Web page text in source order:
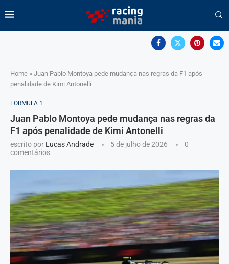
Home » Juan Pablo Montoya pede mudança nas regras da F1 após
penalidade de Kimi Antonelli
FORMULA 1
Juan Pablo Montoya pede mudança nas regras da
F1 após penalidade de Kimi Antonelli
escrito por Lucas Andrade 5 de julho de 2026
0
comentários